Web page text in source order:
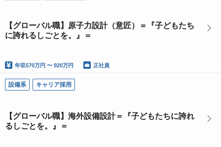
【グローバル職】原子力設計（意匠）＝『子どもたち
に誇れるしごとを。』＝
年収570万円 〜 920万円 正社員
設備系 キャリア採用
【グローバル職】海外設備設計＝『子どもたちに誇れ
るしごとを。』＝